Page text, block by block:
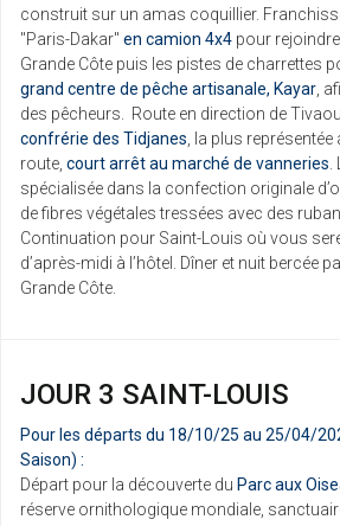
construit sur un amas coquillier.
"Paris-Dakar" en camion 4x4 pour
Grande Côte puis les pistes de charrettes
grand centre de pêche artisanale, Kayar ,
des pêcheurs. Route en direction de
confrérie des Tidjanes , la plus
route, court arrêt au marché de vanneries
spécialisée dans la confection originale
de fibres végétales tressées avec des
Continuation pour Saint-Louis où vous
d’après-midi à l’hôtel. Dîner et nuit bercée
Grande Côte.
JOUR 3 SAINT-LOUIS
Pour les départs du 18/10/25 au 25/04/
Saison) :
Départ pour la découverte du Parc aux
réserve ornithologique mondiale,